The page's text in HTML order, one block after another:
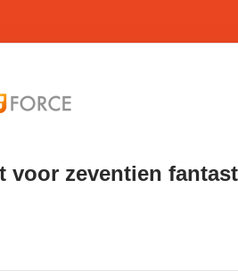
voor zeventien